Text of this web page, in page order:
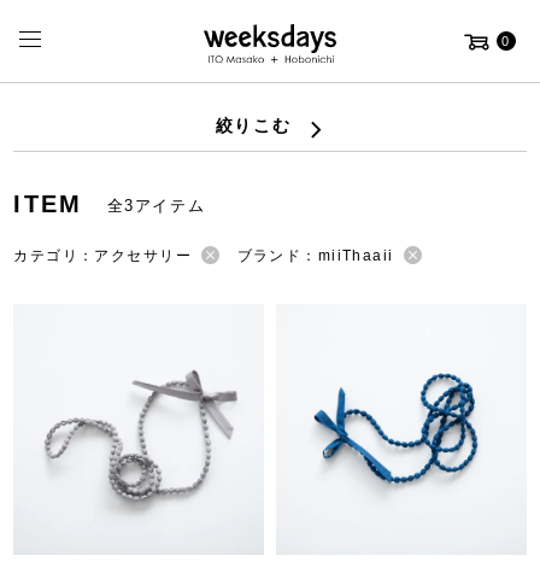
0
絞りこむ
ITEM 全3アイテム
カテゴリ：アクセサリー ブランド：miiThaaii